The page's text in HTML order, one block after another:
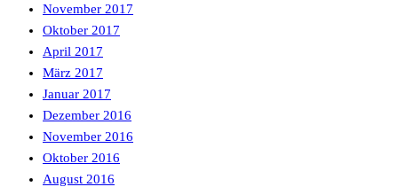
November 2017
Oktober 2017
April 2017
März 2017
Januar 2017
Dezember 2016
November 2016
Oktober 2016
August 2016